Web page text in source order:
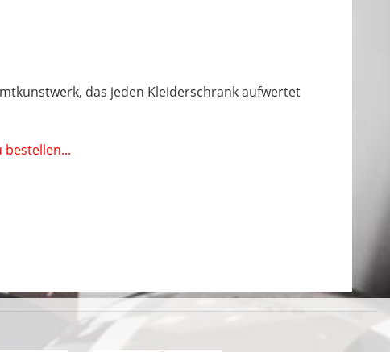
das jeden Kleiderschrank aufwertet